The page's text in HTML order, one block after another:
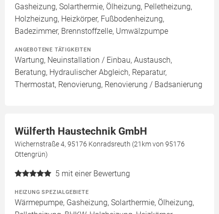
Gasheizung, Solarthermie, Ölheizung, Pelletheizung,
Holzheizung, Heizkörper, Fußbodenheizung,
Badezimmer, Brennstoffzelle, Umwälzpumpe
ANGEBOTENE TÄTIGKEITEN
Wartung, Neuinstallation / Einbau, Austausch,
Beratung, Hydraulischer Abgleich, Reparatur,
Thermostat, Renovierung, Renovierung / Badsanierung
Wülferth Haustechnik GmbH
Wichernstraße 4, 95176 Konradsreuth (21km von 95176
Ottengrün)
5 mit einer Bewertung
HEIZUNG SPEZIALGEBIETE
Wärmepumpe, Gasheizung, Solarthermie, Ölheizung,